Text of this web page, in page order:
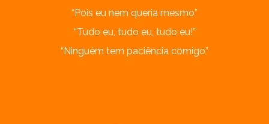
“Pois eu nem queria mesmo”
“Tudo eu, tudo eu, tudo eu!”
“Ninguém tem paciência comigo”